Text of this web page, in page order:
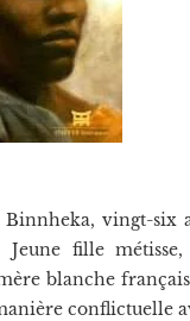
Binnheka, vingt-six
Jeune fille
blanche
conflictuelle